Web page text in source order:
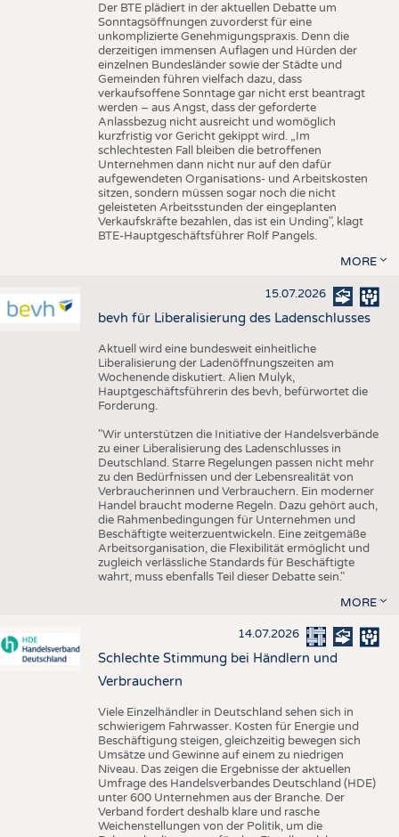
Der BTE plädiert in der aktuellen Debatte um
Sonntagsöffnungen zuvorderst für eine
unkomplizierte Genehmigungspraxis. Denn die
derzeitigen immensen Auflagen und Hürden der
einzelnen Bundesländer sowie der Städte und
Gemeinden führen vielfach dazu, dass
verkaufsoffene Sonntage gar nicht erst beantragt
werden – aus Angst, dass der geforderte
Anlassbezug nicht ausreicht und womöglich
kurzfristig vor Gericht gekippt wird. „Im
schlechtesten Fall bleiben die betroffenen
Unternehmen dann nicht nur auf den dafür
aufgewendeten Organisations- und Arbeitskosten
sitzen, sondern müssen sogar noch die nicht
geleisteten Arbeitsstunden der eingeplanten
Verkaufskräfte bezahlen, das ist ein Unding", klagt
BTE-Hauptgeschäftsführer Rolf Pangels.
MORE
15.07.2026
bevh für Liberalisierung des Ladenschlusses
Aktuell wird eine bundesweit einheitliche
Liberalisierung der Ladenöffnungszeiten am
Wochenende diskutiert. Alien Mulyk,
Hauptgeschäftsführerin des bevh, befürwortet die
Forderung.
"Wir unterstützen die Initiative der Handelsverbände
zu einer Liberalisierung des Ladenschlusses in
Deutschland. Starre Regelungen passen nicht mehr
zu den Bedürfnissen und der Lebensrealität von
Verbraucherinnen und Verbrauchern. Ein moderner
Handel braucht moderne Regeln. Dazu gehört auch,
die Rahmenbedingungen für Unternehmen und
Beschäftigte weiterzuentwickeln. Eine zeitgemäße
Arbeitsorganisation, die Flexibilität ermöglicht und
zugleich verlässliche Standards für Beschäftigte
wahrt, muss ebenfalls Teil dieser Debatte sein."
MORE
14.07.2026
Schlechte Stimmung bei Händlern und
Verbrauchern
Viele Einzelhändler in Deutschland sehen sich in
schwierigem Fahrwasser. Kosten für Energie und
Beschäftigung steigen, gleichzeitig bewegen sich
Umsätze und Gewinne auf einem zu niedrigen
Niveau. Das zeigen die Ergebnisse der aktuellen
Umfrage des Handelsverbandes Deutschland (HDE)
unter 600 Unternehmen aus der Branche. Der
Verband fordert deshalb klare und rasche
Weichenstellungen von der Politik, um die